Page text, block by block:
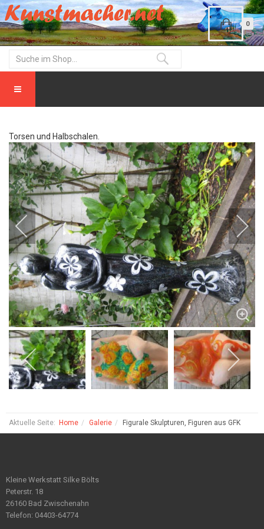
0
Torsen und Halbschalen.
Aktuelle Seite: Home Galerie Figurale Skulpturen, Figuren aus GFK
Kleine Werkstatt Silke Bölts
Peterstr. 18
26160 Bad Zwischenahn
Telefon: 04403-64774